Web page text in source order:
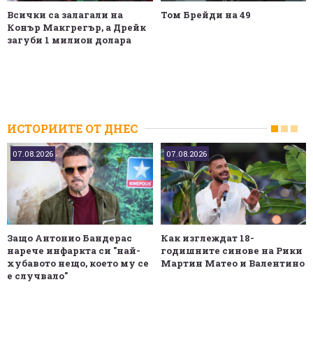
Всички са залагали на
Конър Макгрегър, а Дрейк
загуби 1 милион долара
Том Брейди на 49
ИСТОРИИТЕ ОТ ДНЕС
07.08.2026
Защо Антонио Бандерас
нарече инфаркта си "най-
хубавото нещо, което му се
е случвало"
07.08.2026
Как изглеждат 18-
годишните синове на Рики
Мартин Матео и Валентино